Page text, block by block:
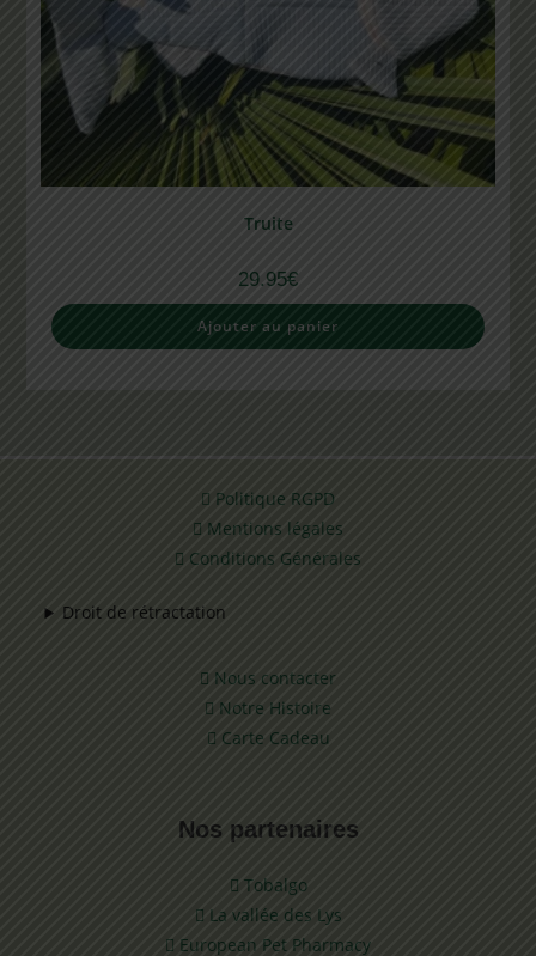
Truite
29.95€
Ajouter au panier
Politique RGPD
Mentions légales
Conditions Générales
Droit de rétractation
Nous contacter
Notre Histoire
Carte Cadeau
Nos partenaires
Tobalgo
La vallée des Lys
European Pet Pharmacy